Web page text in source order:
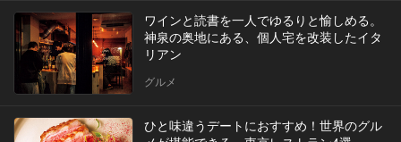
ワインと読書を一人でゆるりと愉しめる。
神泉の奥地にある、個人宅を改装したイタ
リアン
グルメ
ひと味違うデートにおすすめ！世界のグル